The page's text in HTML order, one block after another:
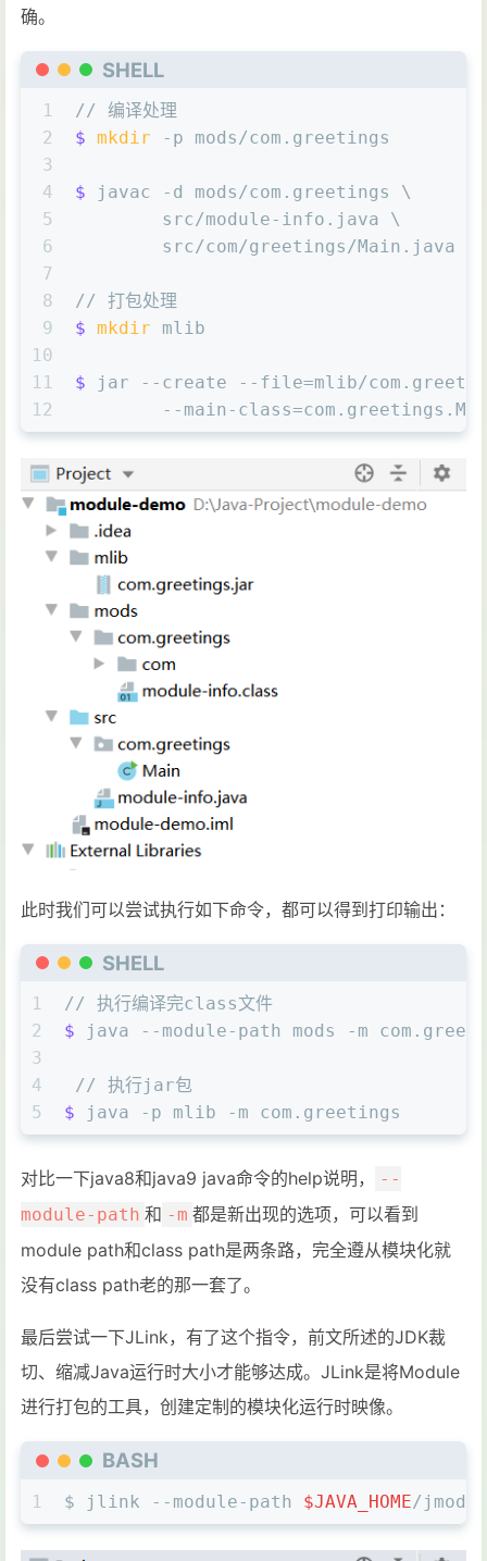
确。
SHELL
1
2
3
4
5
6
7
8
9
10
11
12
// 编译处理
$ mkdir -p mods/com.greetings
$
javac -d mods/com.greetings \
        src/module-info.java \
        src/com/greetings/Main.java
// 打包处理
$ mkdir mlib
$
jar --create --file=mlib/
--main-
此时我们可以尝试执行如下命令，都可以得到打印输出：
SHELL
1
2
3
4
5
// 执行编译完class文件
$
java --module-path mods -m
// 执行jar包
$
java -p mlib -m com.greetings
对比一下java8和java9 java命令的help说明，
--
module-path 和 -m 都是新出现的选项，可以看到
module path和class path是两条路，完全遵从模块化就
没有class path老的那一套了。
最后尝试一下JLink，有了这个指令，前文所述的JDK裁
切、缩减Java运行时大小才能够达成。JLink是将Module
进行打包的工具，创建定制的模块化运行时映像。
BASH
1 $ jlink --module-path $JAVA_HOME/